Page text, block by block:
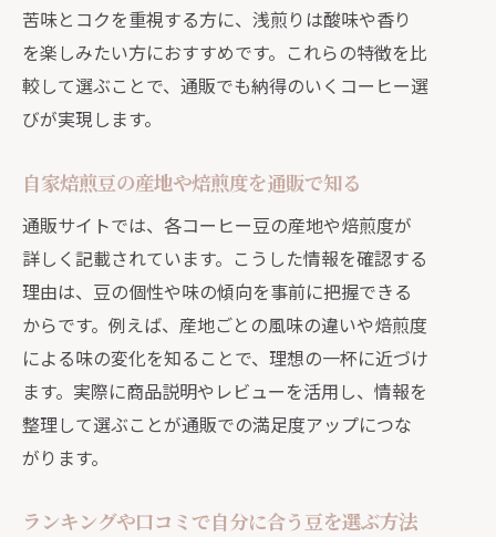
苦味とコクを重視する方に、浅煎りは酸味や香り
を楽しみたい方におすすめです。これらの特徴を比
較して選ぶことで、通販でも納得のいくコーヒー選
びが実現します。
自家焙煎豆の産地や焙煎度を通販で知る
通販サイトでは、各コーヒー豆の産地や焙煎度が
詳しく記載されています。こうした情報を確認する
理由は、豆の個性や味の傾向を事前に把握できる
からです。例えば、産地ごとの風味の違いや焙煎度
による味の変化を知ることで、理想の一杯に近づけ
ます。実際に商品説明やレビューを活用し、情報を
整理して選ぶことが通販での満足度アップにつな
がります。
ランキングや口コミで自分に合う豆を選ぶ方法